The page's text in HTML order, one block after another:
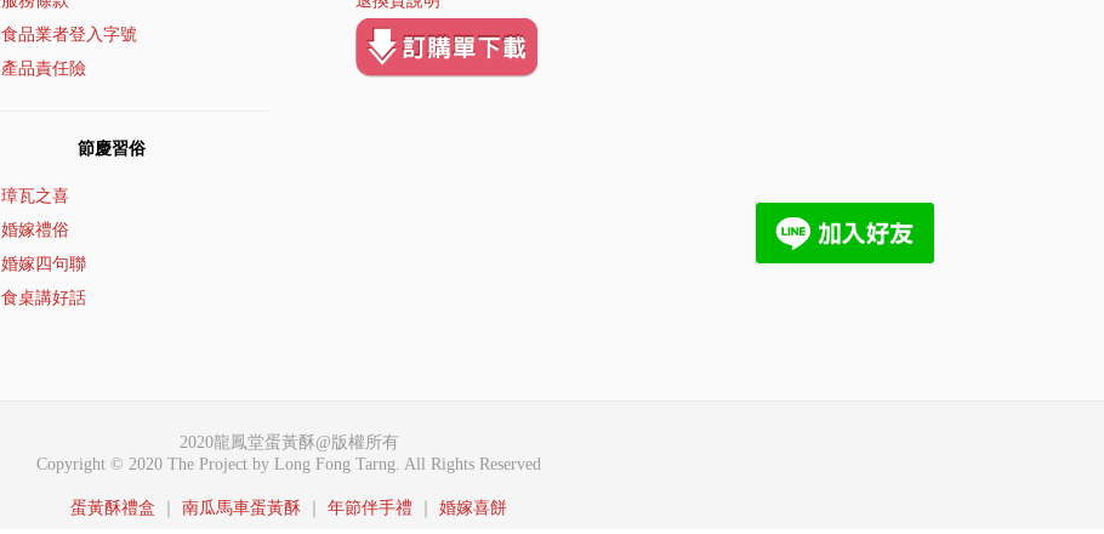
食品業者登入字號
產品責任險
節慶習俗
璋瓦之喜
婚嫁禮俗
婚嫁四句聯
食桌講好話
2020龍鳳堂蛋黃酥@版權所有
Copyright © 2020 The Project by Long Fong Tarng. All Rights Reserved
蛋黃酥禮盒 南瓜馬車蛋黃酥 年節伴手禮 婚嫁喜餅